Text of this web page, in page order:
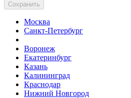
Сохранить
Москва
Санкт-Петербург
Воронеж
Екатеринбург
Казань
Калининград
Краснодар
Нижний Новгород